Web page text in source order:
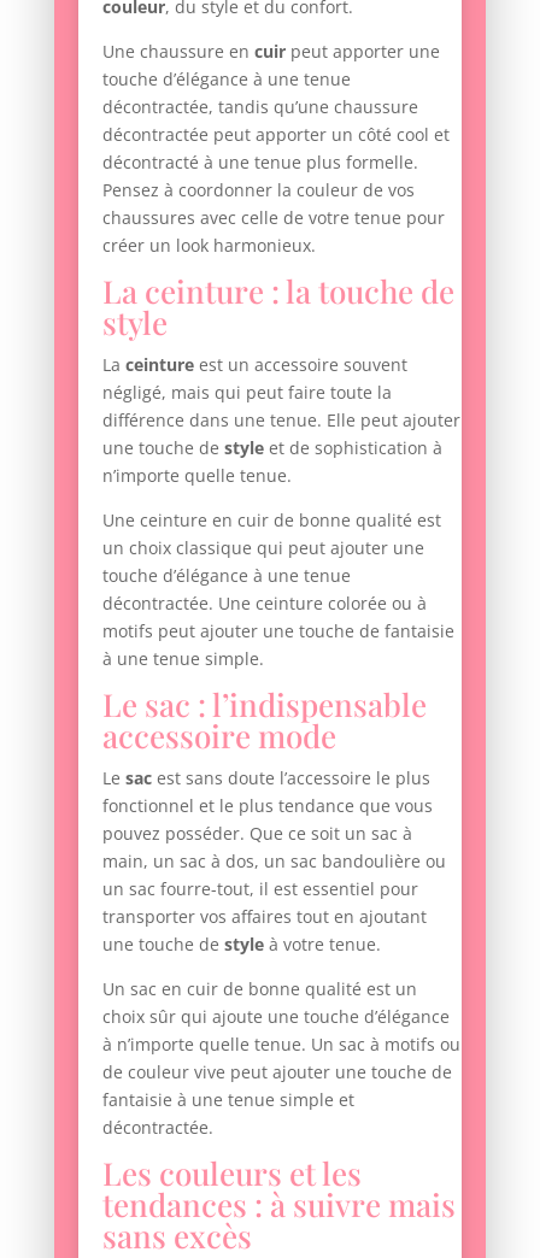
couleur, du style et du confort.
Une chaussure en cuirpeut apporter une
touche d’élégance à une tenue
décontractée, tandis qu’une chaussure
décontractée peut apporter un côté cool et
décontracté à une tenue plus formelle.
Pensez à coordonner la couleur de vos
chaussures avec celle de votre tenue pour
créer un look harmonieux.
La ceinture : la touche de
style
La ceintureest un accessoire souvent
négligé, mais qui peut faire toute la
différence dans une tenue. Elle peut ajouter
une touche de styleet de sophistication à
n’importe quelle tenue.
Une ceinture en cuir de bonne qualité est
un choix classique qui peut ajouter une
touche d’élégance à une tenue
décontractée. Une ceinture colorée ou à
motifs peut ajouter une touche de fantaisie
à une tenue simple.
Le sac : l’indispensable
accessoire mode
Le sacest sans doute l’accessoire le plus
fonctionnel et le plus tendance que vous
pouvez posséder. Que ce soit un sac à
main, un sac à dos, un sac bandoulière ou
un sac fourre-tout, il est essentiel pour
transporter vos affaires tout en ajoutant
une touche de styleà votre tenue.
Un sac en cuir de bonne qualité est un
choix sûr qui ajoute une touche d’élégance
à n’importe quelle tenue. Un sac à motifs ou
de couleur vive peut ajouter une touche de
fantaisie à une tenue simple et
décontractée.
Les couleurs et les
tendances : à suivre mais
sans excès